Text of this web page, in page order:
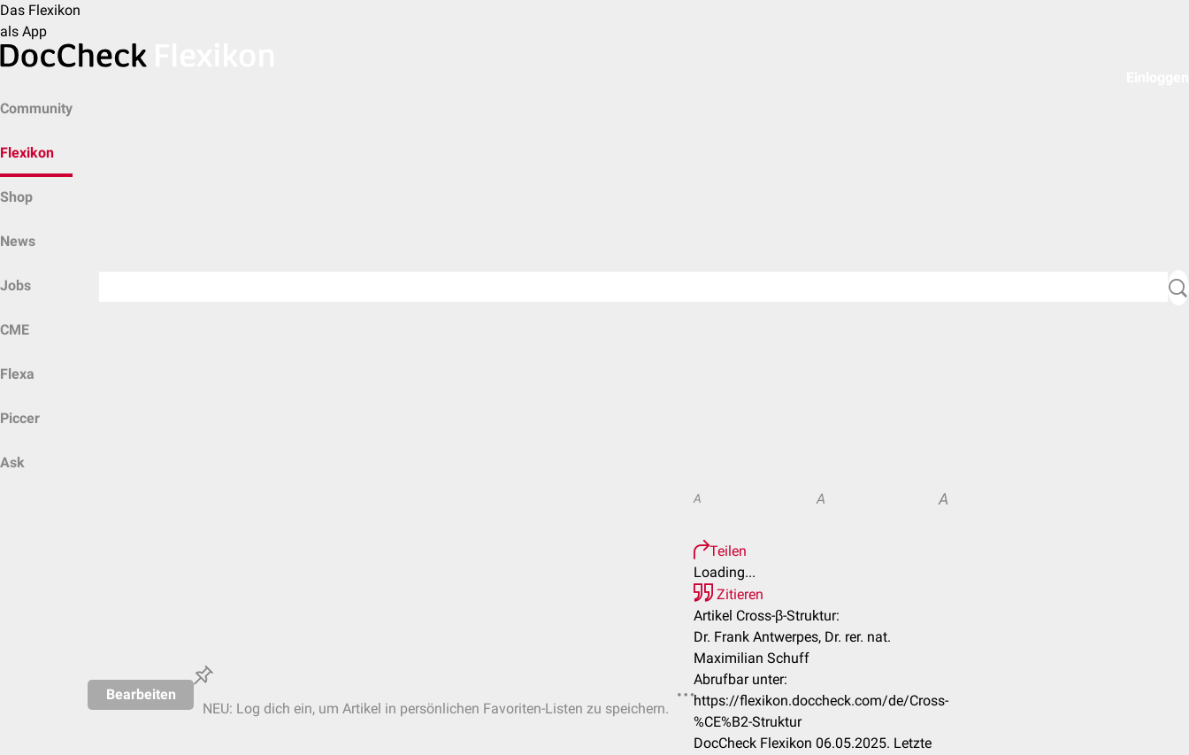
Das Flexikon
als App
Community
Flexikon
Shop
News
Jobs
CME
Flexa
Piccer
Ask
Bearbeiten
NEU: Log dich ein, um Artikel in persönlichen Favoriten-Listen zu speichern.
A A A
Teilen
Loading...
Zitieren
Artikel Cross-β-Struktur:
Dr. Frank Antwerpes, Dr. rer. nat.
Maximilian Schuff
Abrufbar unter:
https://flexikon.doccheck.com/de/Cross-
%CE%B2-Struktur
DocCheck Flexikon 06.05.2025. Letzte